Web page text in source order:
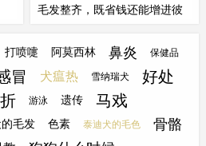
毛发整齐，既省钱还能增进彼
起来却比较麻烦，又得洗澡、修剪
毛发、有没有时间都得带着出门
遛，一般的狗狗由于会脱毛，所以
毛发不需要过多的打理，只需要清
理掉它脱落的毛发就可以了，但是
像那种不脱毛的狗狗，就比较麻烦
打喷嚏 阿莫西林 鼻炎 保健品
冒 犬瘟热 雪纳瑞犬 好处
游泳 遗传 马戏
毛发 色素 泰迪犬的毛色 骨骼